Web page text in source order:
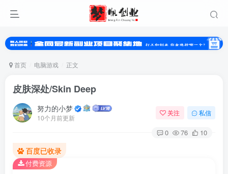
首页 电脑游戏 正文
皮肤深处/Skin Deep
努力的小梦
10个月前更新
关注 私信
0 76 10
百度已收录
付费资源扫码登录